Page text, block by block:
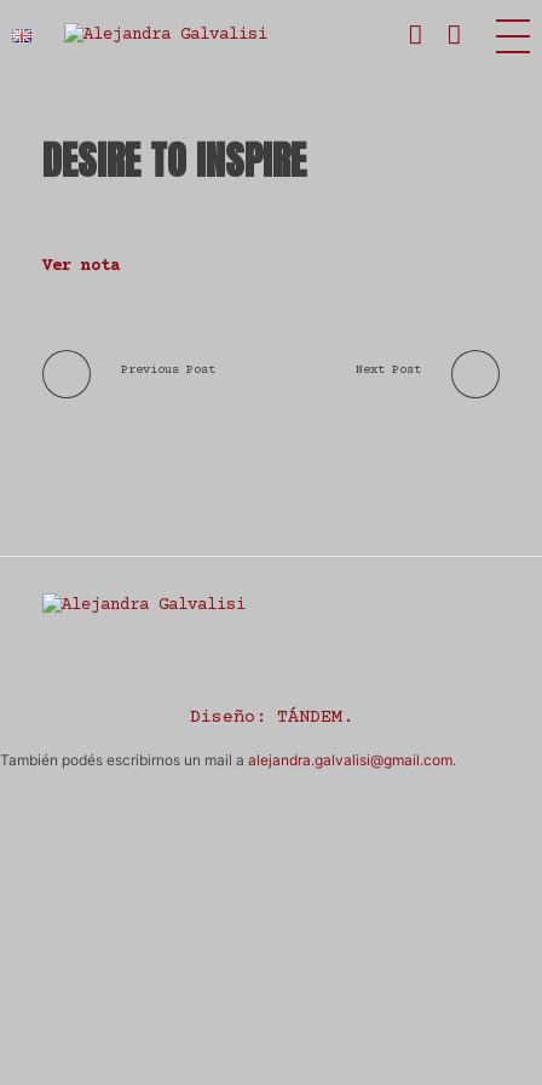
DESIRE TO INSPIRE
Ver nota
Previous Post Next Post
Diseño: TÁNDEM.
También podés escribirnos un mail a alejandra.galvalisi@gmail.com.